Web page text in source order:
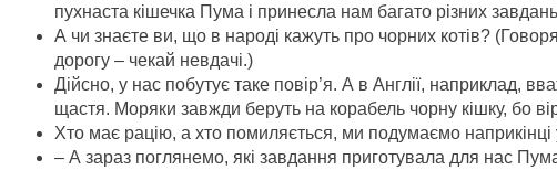
пухнаста кішечка Пума і принесла нам багато різних
А чи знаєте ви, що в народі кажуть про чорних котів?
дорогу – чекай невдачі.)
Дійсно, у нас побутує таке повір’я. А в Англії, наприклад,
щастя. Моряки завжди беруть на корабель чорну кішку, бо
Хто має рацію, а хто помиляється, ми подумаємо наприкінці
– А зараз поглянемо, які завдання приготувала для нас